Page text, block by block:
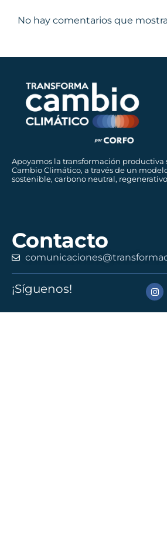
No hay comentarios que
Apoyamos la transformación productiva
Cambio Climático, a través de un
sostenible, carbono neutral,
Contacto
¡Síguenos!